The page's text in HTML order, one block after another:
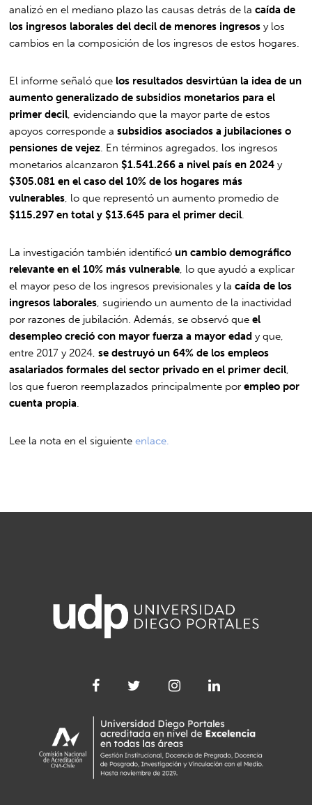
analizó en el mediano plazo las causas detrás de lacaída de
los ingresos laborales del decil de menores ingresos y los
cambios en la composición de los ingresos de estos hogares.
El informe señaló que los resultados desvirtúan la idea de un
aumento generalizado de subsidios monetarios para el
primer decil , evidenciando que la mayor parte de estos
apoyos corresponde asubsidios asociados a jubilaciones o
pensiones de vejez . En términos agregados, los ingresos
monetarios alcanzaron$1.541.266 a nivel país en 2024 y
$305.081 en el caso del 10% de los hogares más
vulnerables , lo que representó un aumento promedio de
$115.297 en total y $13.645 para el primer decil
La investigación también identificó un cambio demográfico
relevante en el 10% más vulnerable , lo que ayudó a explicar
el mayor peso de los ingresos previsionales y lacaída de los
ingresos laborales , sugiriendo un aumento de la inactividad
por razones de jubilación. Además, se observó queel
desempleo creció con mayor fuerza a mayor edad y que,
entre 2017 y 2024,se destruyó un 64% de los empleos
asalariados formales del sector privado en el primer decil
los que fueron reemplazados principalmente porempleo por
cuenta propia
Lee la nota en el siguienteenlace.